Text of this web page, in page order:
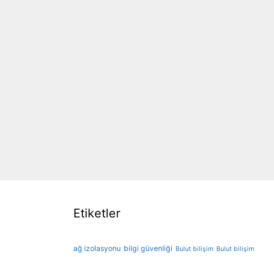
Etiketler
ağ izolasyonu bilgi güvenliği Bulut bilişim Bulut bilişim